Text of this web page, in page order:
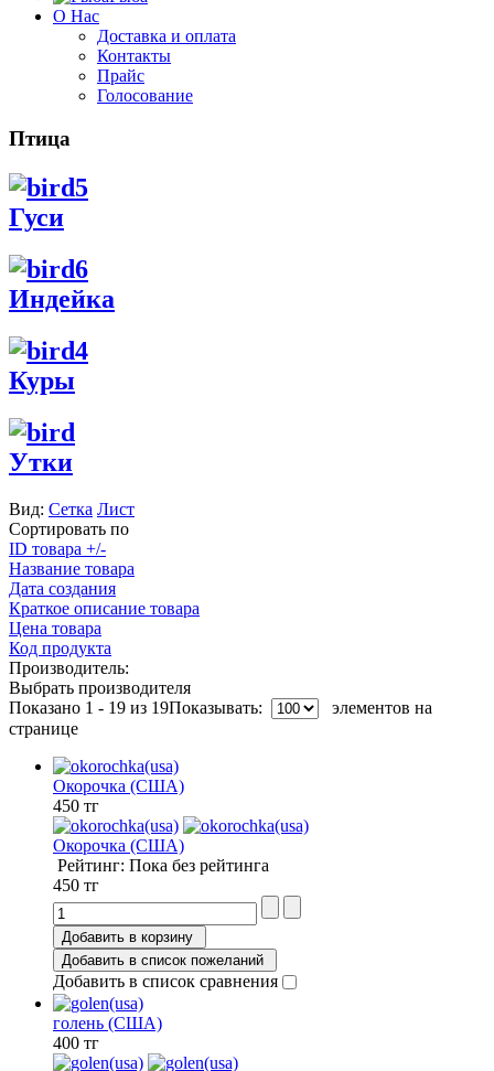
О Нас
Доставка и оплата
Контакты
Прайс
Голосование
Птица
Гуси
Индейка
Куры
Утки
Вид: Сетка Лист
Сортировать по
ID товара +/-
Название товара
Дата создания
Краткое описание товара
Цена товара
Код продукта
Производитель:
Выбрать производителя
Показано 1 - 19 из 19Показывать:
элементов на
странице
Окорочка (США)
450 тг
Окорочка (США)
Рейтинг: Пока без рейтинга
450 тг
Добавить в корзину
Добавить в список пожеланий
Добавить в список сравнения
голень (США)
400 тг